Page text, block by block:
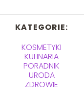
KATEGORIE:
KOSMETYKI
KULINARIA
PORADNIK
URODA
ZDROWIE